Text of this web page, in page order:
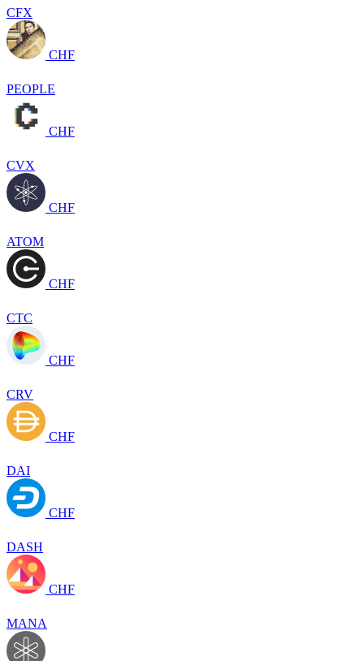
CFX
CHF
PEOPLE
CHF
CVX
CHF
ATOM
CHF
CTC
CHF
CRV
CHF
DAI
CHF
DASH
CHF
MANA